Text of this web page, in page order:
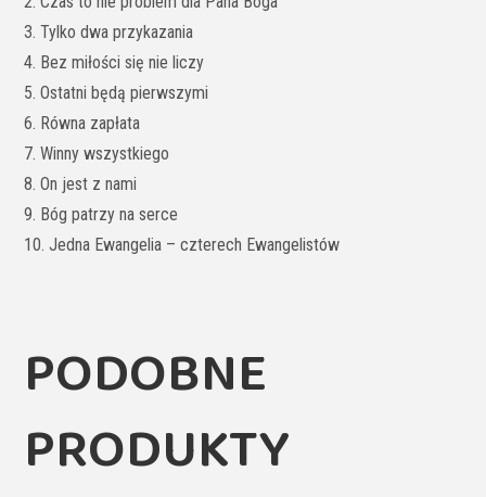
3. Tylko dwa przykazania
4. Bez miłości się nie liczy
5. Ostatni będą pierwszymi
6. Równa zapłata
7. Winny wszystkiego
8. On jest z nami
9. Bóg patrzy na serce
10. Jedna Ewangelia – czterech Ewangelistów
PODOBNE
PRODUKTY